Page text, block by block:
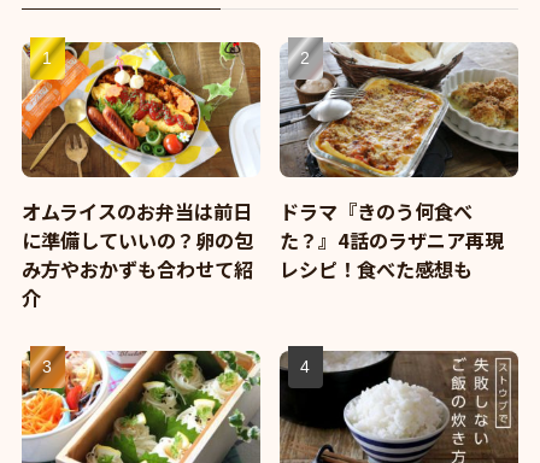
オムライスのお弁当は前日
に準備していいの？卵の包
み方やおかずも合わせて紹
介
ドラマ『きのう何食べ
た？』4話のラザニア再現
レシピ！食べた感想も